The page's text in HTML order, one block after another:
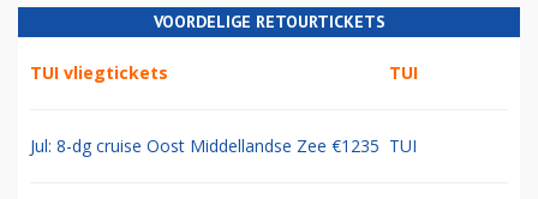
VOORDELIGE RETOURTICKETS
TUI vliegtickets TUI
Jul: 8-dg cruise Oost Middellandse Zee €1235 TUI